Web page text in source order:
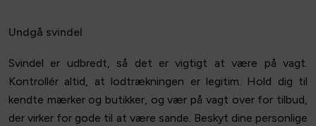
Undgå svindel
Svindel er udbredt, så det er vigtigt at være på vagt.
Kontrollér altid, at lodtrækningen er legitim. Hold dig til
kendte mærker og butikker, og vær på vagt over for tilbud,
der virker for gode til at være sande. Beskyt dine personlige